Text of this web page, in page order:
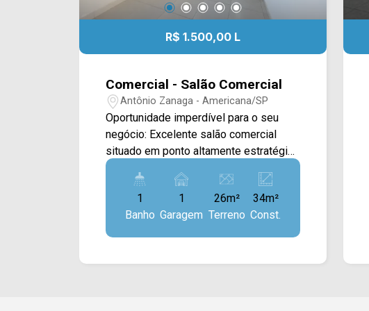
R$ 1.500,00 L
Comercial - Salão Comercial
Antônio Zanaga - Americana/SP
Oportunidade imperdível para o seu
negócio: Excelente salão comercial
situado em ponto altamente estratégico
e super movimentado, garantindo
visibilidade máxima e fluxo diário
constante de veículos e pedestres; o
imóvel dispõe de 01 banheiro privativo
e 01 vaga de estacionamento na frente,
busca destaque, fácil acesso e alto
1
Banho
1
Garagem
26m²
Terreno
34m²
Const.